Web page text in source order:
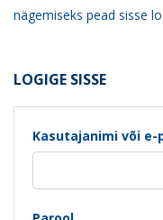
nägemiseks pead sisse
LOGIGE SISSE
Kasutajanimi või e-